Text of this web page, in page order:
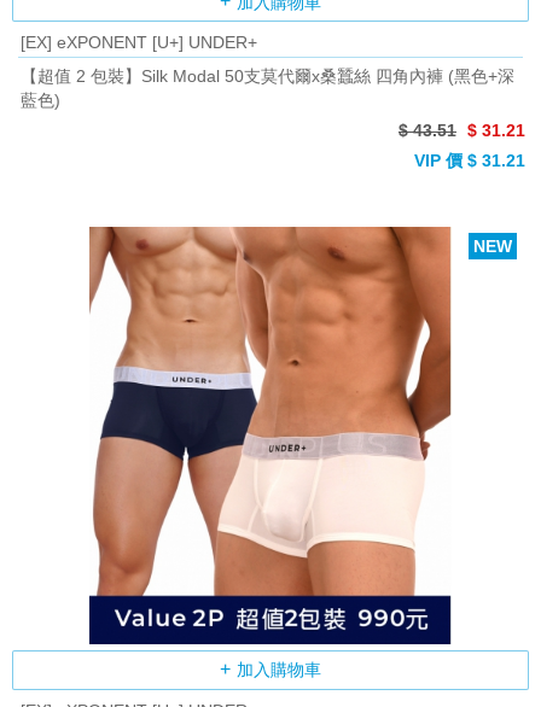
[EX] eXPONENT [U+] UNDER+
【超值 2 包裝】Silk Modal 50支莫代爾x桑蠶絲 四角內褲 (黑色+深
藍色)
$ 43.51 $ 31.21
VIP 價 $ 31.21
加入購物車
NEW